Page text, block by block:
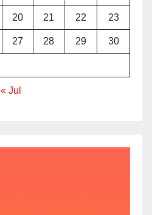
20 21 22 23
27 28 29 30
« Jul